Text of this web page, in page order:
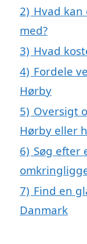
2) Hvad
med?
3) Hvad
4) Fordele
Hørby
5) Oversigt
Hørby eller
6) Søg efter
7) Find en
Danmark